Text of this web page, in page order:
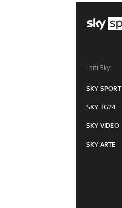
I siti Sky:
SKY SPORT
SKY TG24
SKY VIDEO
SKY ARTE